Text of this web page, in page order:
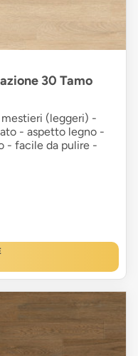
30 Tamo
(leggeri) -
- aspetto legno -
- facile da pulire -